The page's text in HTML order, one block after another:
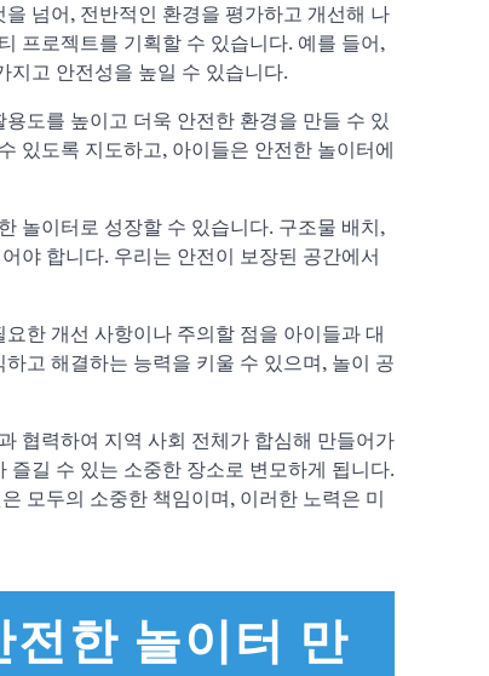
넘어, 전반적인 환경을 평가하고 개선해 나
프로젝트를 기획할 수 있습니다. 예를 들어,
지고 안전성을 높일 수 있습니다.
도를 높이고 더욱 안전한 환경을 만들 수 있
있도록 지도하고, 아이들은 안전한 놀이터에
놀이터로 성장할 수 있습니다. 구조물 배치,
야 합니다. 우리는 안전이 보장된 공간에서
한 개선 사항이나 주의할 점을 아이들과 대
고 해결하는 능력을 키울 수 있으며, 놀이 공
협력하여 지역 사회 전체가 합심해 만들어가
길 수 있는 소중한 장소로 변모하게 됩니다.
모두의 소중한 책임이며, 이러한 노력은 미
한 놀이터 만